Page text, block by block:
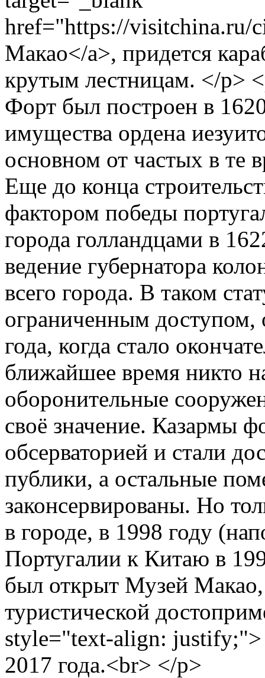
href="https://visitchina.ru/
Макао</a>, придется
крутым лестницам. </p>
Форт был построен в
имущества ордена
основном от частых в те
Еще до конца
фактором победы
города голландцами в
ведение губернатора
всего города. В таком
ограниченным доступом,
года, когда стало
ближайшее время никто
оборонительные
своё значение. Казармы
обсерваторией и стали
публики, а остальные
законсервированы. Но
в городе, в 1998 году
Португалии к Китаю в
был открыт Музей
туристической
style="text-align:
2017 года.<br> </p>